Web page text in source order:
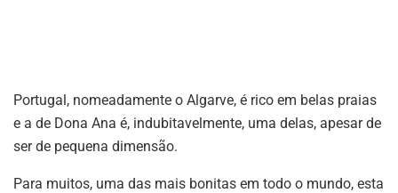
Portugal, nomeadamente o Algarve, é rico em belas praias
e a de Dona Ana é, indubitavelmente, uma delas, apesar de
ser de pequena dimensão.
Para muitos, uma das mais bonitas em todo o mundo, esta